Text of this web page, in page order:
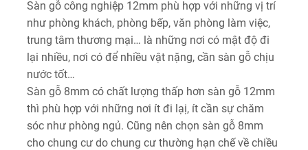
Sàn gỗ công nghiệp 12mm phù hợp với những vị trí
như phòng khách, phòng bếp, văn phòng làm việc,
trung tâm thương mại… là những nơi có mật độ đi
lại nhiều, nơi có để nhiều vật nặng, cần sàn gỗ chịu
nước tốt…
Sàn gỗ 8mm có chất lượng thấp hơn sàn gỗ 12mm
thì phù hợp với những nơi ít đi lạị, ít cần sự chăm
sóc như phòng ngủ. Cũng nên chọn sàn gỗ 8mm
cho chung cư do chung cư thường hạn chế về chiều